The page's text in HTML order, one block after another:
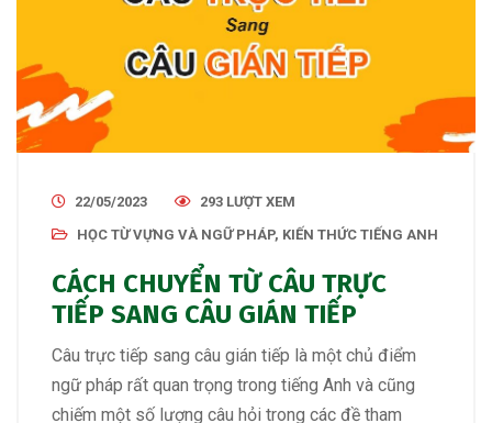
22/05/2023
293 LƯỢT XEM
HỌC TỪ VỰNG VÀ NGỮ PHÁP, KIẾN THỨC TIẾNG ANH
CÁCH CHUYỂN TỪ CÂU TRỰC
TIẾP SANG CÂU GIÁN TIẾP
Câu trực tiếp sang câu gián tiếp là một chủ điểm
ngữ pháp rất quan trọng trong tiếng Anh và cũng
chiếm một số lượng câu hỏi trong các đề tham